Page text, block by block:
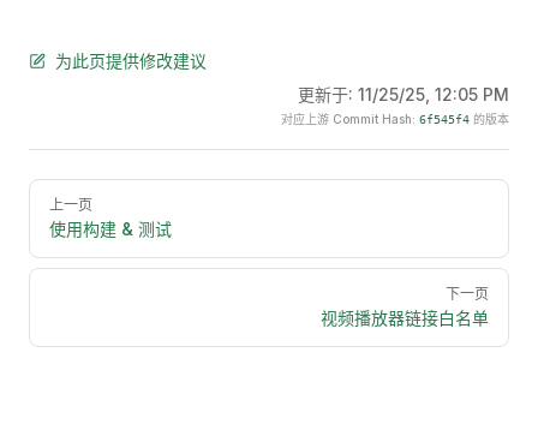
为此页提供修改建议
更新于: 11/25/25, 12:05 PM
对应上游 Commit Hash: 6f545f4 的版本
Pager
上一页
使用构建 & 测试
下一页
视频播放器链接白名单